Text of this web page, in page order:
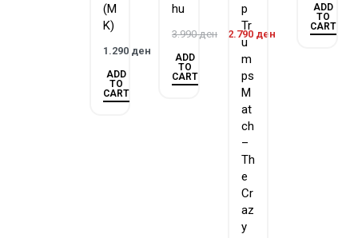
(M
K)
1.290 ден
ADD
TO
CART
hu
3.990ден 2.790 ден
ADD
TO
CART
p
Tr
u
m
ps
M
at
ch
–
Th
e
Cr
az
y
ADD
TO
CART